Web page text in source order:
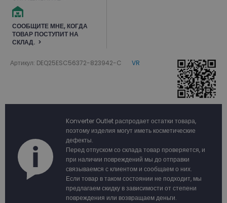
СООБЩИТЕ МНЕ, КОГДА
ТОВАР ПОСТУПИТ НА
СКЛАД.
Артикул: DEQ25ESC56372-823942-C VR
Konverter Outlet распродает остатки товара,
поэтому изделия могут иметь косметические
дефекты.
Перед отпуском со склада товар проверяется, и
при наличии повреждений мы до отправки
связываемся с клиентом и сообщаем о них.
Если товар в таком состоянии не подходит, мы
предлагаем скидку в зависимости от степени
повреждения или возвращаем деньги.